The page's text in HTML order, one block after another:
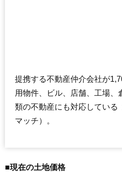
提携する不動産仲介会社が
用物件、ビル、店舗、工場、
類の不動産にも対応している
マッチ）。
■現在の土地価格